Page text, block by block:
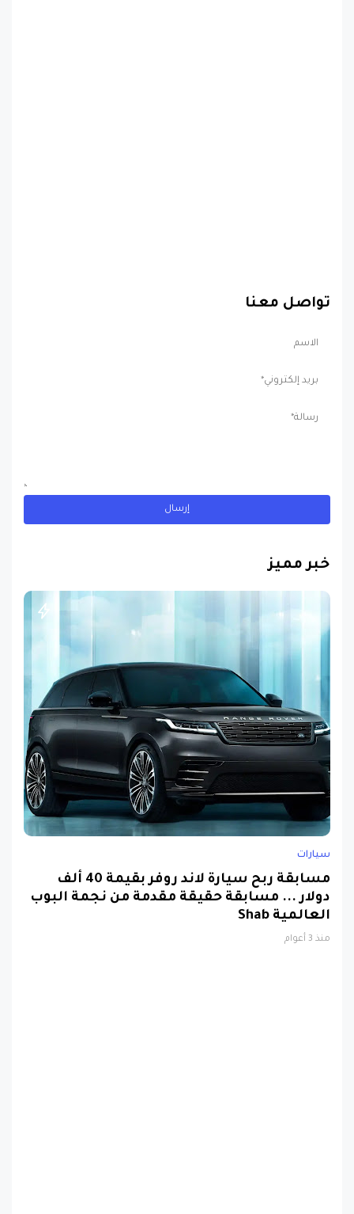
تواصل معنا
خبر مميز
سيارات
مسابقة ربح سيارة لاند روفر بقيمة 40 ألف
دولار ... مسابقة حقيقة مقدمة من نجمة البوب
العالمية Shab
منذ 3 أعوام